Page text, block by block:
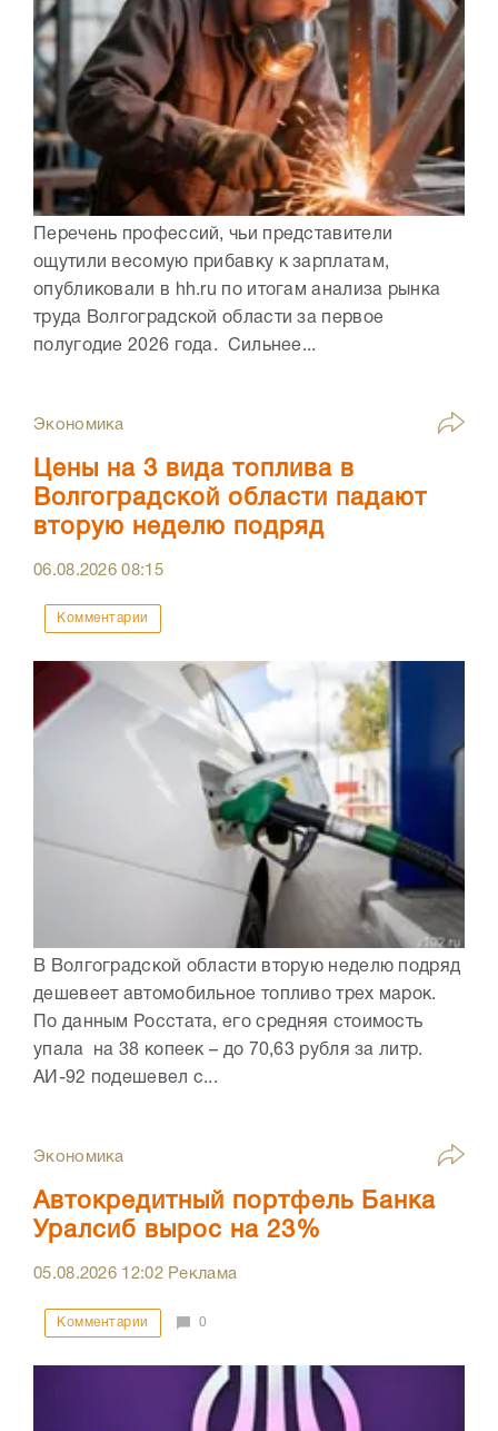
Перечень профессий, чьи представители
ощутили весомую прибавку к зарплатам,
опубликовали в hh.ru по итогам анализа рынка
труда Волгоградской области за первое
полугодие 2026 года. Сильнее...
Экономика
Цены на 3 вида топлива в
Волгоградской области падают
вторую неделю подряд
06.08.202608:15
Комментарии
В Волгоградской области вторую неделю подряд
дешевеет автомобильное топливо трех марок.
По данным Росстата, его средняя стоимость
упала на 38 копеек – до 70,63 рубля за литр.
АИ-92 подешевел с...
Экономика
Автокредитный портфель Банка
Уралсиб вырос на 23%
05.08.2026 12:02Реклама
Комментарии 0